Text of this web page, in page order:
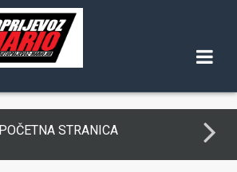
POČETNA STRANICA